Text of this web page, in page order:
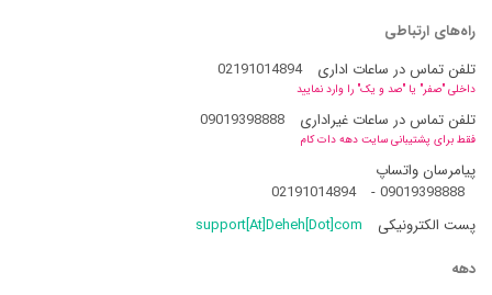
راه‌های ارتباطی
تلفن تماس در ساعات اداری
02191014894
داخلی "صفر" یا "صد و یک" را وارد نمایید
تلفن تماس در ساعات غیراداری 09019398888
فقط برای پشتیبانی سایت دهه دات کام
پیامرسان واتساپ
09019398888
-
02191014894
پست الکترونیکی
support[At]Deheh[Dot]com
دهه